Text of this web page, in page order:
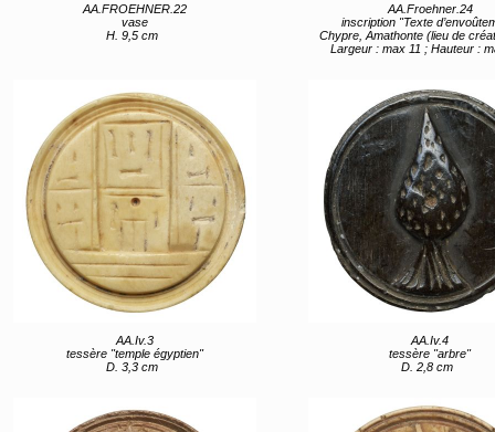
AA.FROEHNER.22
vase
H. 9,5 cm
AA.Froehner.24
inscription "Texte
Chypre, Amathonte (lieu de création)
Largeur : max 11 ; Hauteur :
AA.Iv.3
tessère "temple égyptien"
D. 3,3 cm
AA.Iv.4
tessère "arbre"
D. 2,8 cm